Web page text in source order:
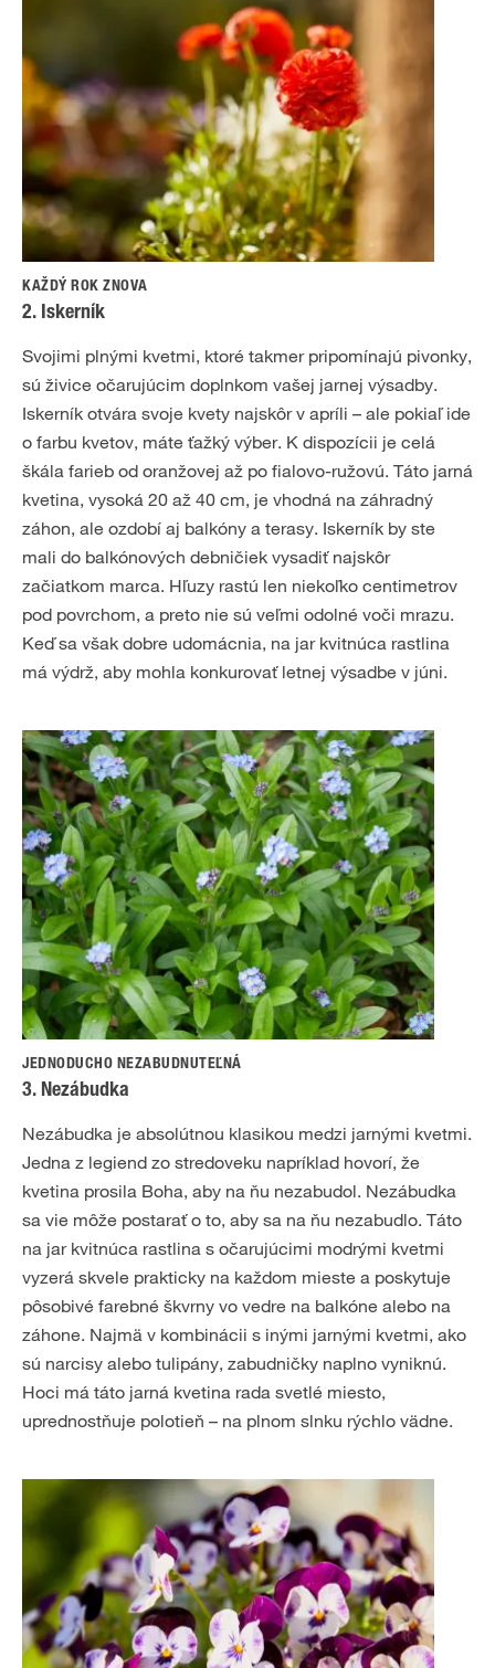
KAŽDÝ ROK ZNOVA
2. Iskerník
Svojimi plnými kvetmi, ktoré takmer pripomínajú pivonky,
sú živice očarujúcim doplnkom vašej jarnej výsadby.
Iskerník otvára svoje kvety najskôr v apríli – ale pokiaľ ide
o farbu kvetov, máte ťažký výber. K dispozícii je celá
škála farieb od oranžovej až po fialovo-ružovú. Táto jarná
kvetina, vysoká 20 až 40 cm, je vhodná na záhradný
záhon, ale ozdobí aj balkóny a terasy. Iskerník by ste
mali do balkónových debničiek vysadiť najskôr
začiatkom marca. Hľuzy rastú len niekoľko centimetrov
pod povrchom, a preto nie sú veľmi odolné voči mrazu.
Keď sa však dobre udomácnia, na jar kvitnúca rastlina
má výdrž, aby mohla konkurovať letnej výsadbe v júni.
JEDNODUCHO NEZABUDNUTEĽNÁ
3. Nezábudka
Nezábudka je absolútnou klasikou medzi jarnými kvetmi.
Jedna z legiend zo stredoveku napríklad hovorí, že
kvetina prosila Boha, aby na ňu nezabudol. Nezábudka
sa vie môže postarať o to, aby sa na ňu nezabudlo. Táto
na jar kvitnúca rastlina s očarujúcimi modrými kvetmi
vyzerá skvele prakticky na každom mieste a poskytuje
pôsobivé farebné škvrny vo vedre na balkóne alebo na
záhone. Najmä v kombinácii s inými jarnými kvetmi, ako
sú narcisy alebo tulipány, zabudničky naplno vyniknú.
Hoci má táto jarná kvetina rada svetlé miesto,
uprednostňuje polotieň – na plnom slnku rýchlo vädne.